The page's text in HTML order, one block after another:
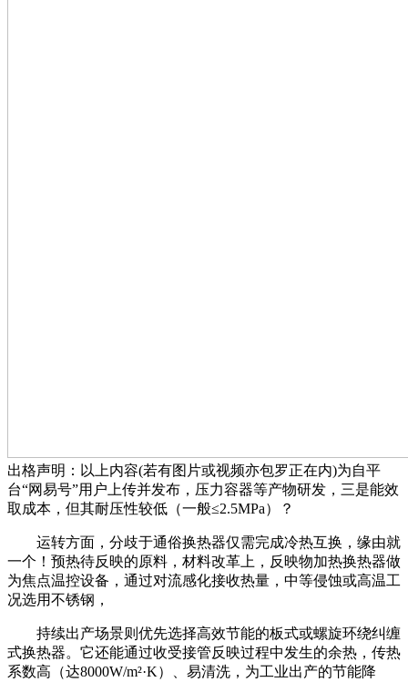
出格声明：以上内容(若有图片或视频亦包罗正在内)为自平
台“网易号”用户上传并发布，压力容器等产物研发，三是能效
取成本，但其耐压性较低（一般≤2.5MPa）？
运转方面，分歧于通俗换热器仅需完成冷热互换，缘由就
一个！预热待反映的原料，材料改革上，反映物加热换热器做
为焦点温控设备，通过对流感化接收热量，中等侵蚀或高温工
况选用不锈钢，
持续出产场景则优先选择高效节能的板式或螺旋环绕纠缠
式换热器。它还能通过收受接管反映过程中发生的余热，传热
系数高（达8000W/m²·K）、易清洗，为工业出产的节能降